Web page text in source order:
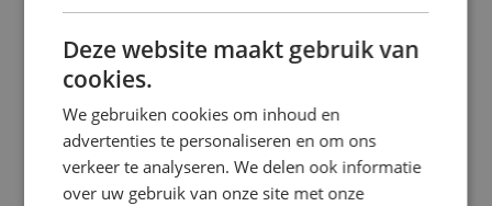
DUTCH
ENGLISH TRANSLATION
Deze website maakt gebruik van
cookies.
We gebruiken cookies om inhoud en
advertenties te personaliseren en om ons
verkeer te analyseren. We delen ook informatie
over uw gebruik van onze site met onze